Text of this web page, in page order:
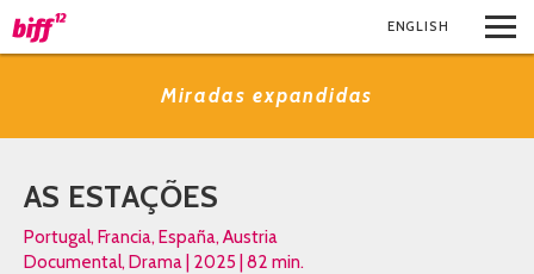
ENGLISH
Miradas expandidas
AS ESTAÇÕES
Portugal, Francia, España, Austria
Documental, Drama | 2025 | 82 min.